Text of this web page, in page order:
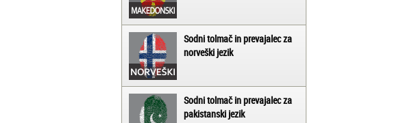
Sodni tolmač in prevajalec za
norveški jezik
Sodni tolmač in prevajalec za
pakistanski jezik